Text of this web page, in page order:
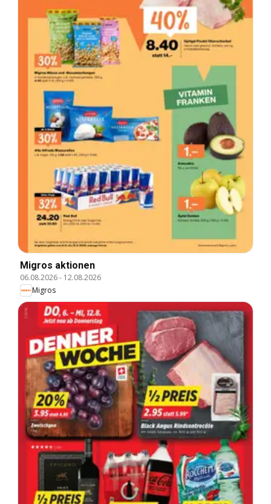
Migros aktionen
06.08.2026- 12.08.2026
Migros